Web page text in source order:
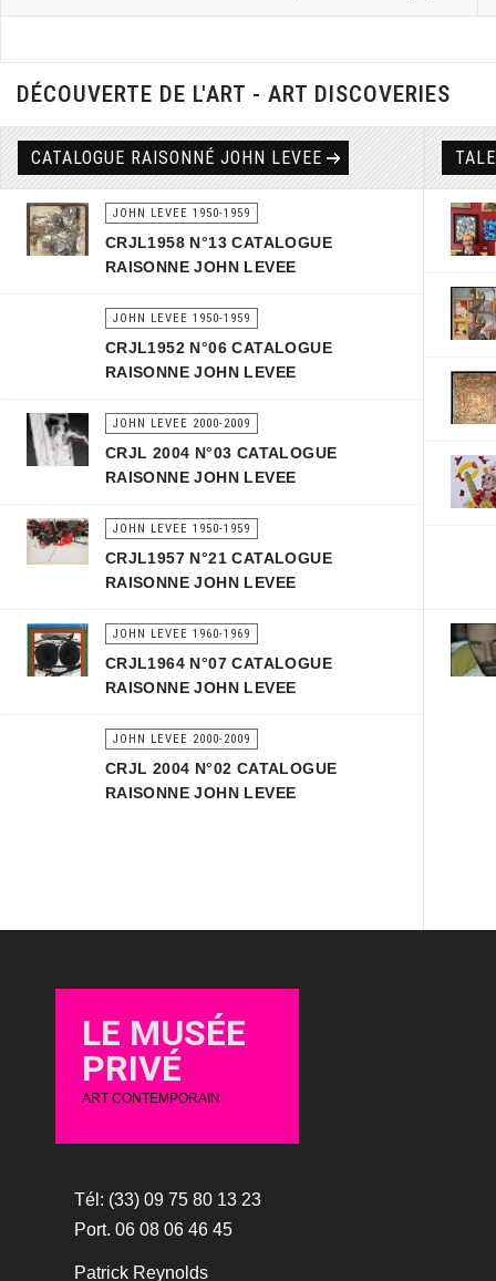
DÉCOUVERTE DE L'ART - ART DISCOVERIES
CATALOGUE RAISONNÉ JOHN LEVEE
JOHN LEVEE 1950-1959
CRJL1958 N°13 CATALOGUE
RAISONNE JOHN LEVEE
JOHN LEVEE 1950-1959
CRJL1952 N°06 CATALOGUE
RAISONNE JOHN LEVEE
JOHN LEVEE 2000-2009
CRJL 2004 N°03 CATALOGUE
RAISONNE JOHN LEVEE
JOHN LEVEE 1950-1959
CRJL1957 N°21 CATALOGUE
RAISONNE JOHN LEVEE
JOHN LEVEE 1960-1969
CRJL1964 N°07 CATALOGUE
RAISONNE JOHN LEVEE
JOHN LEVEE 2000-2009
CRJL 2004 N°02 CATALOGUE
RAISONNE JOHN LEVEE
LE MUSÉE
PRIVÉ
ART CONTEMPORAIN
Tél: (33) 09 75 80 13 23
Port. 06 08 06 46 45
Patrick Reynolds